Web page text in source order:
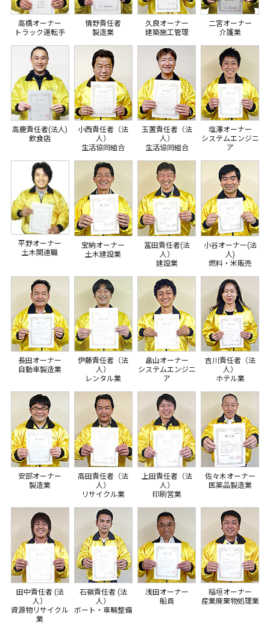
高橋オーナー
トラック運転手
情野責任者
製造業
久良オーナー
建築施工管理
二宮オーナー
介護業
高鹿責任者(法人)
飲食店
小西責任者（法
人）
生活協同組合
玉置責任者（法
人）
生活協同組合
塩澤オーナー
システムエンジニ
ア
平野オーナー
土木関連職
宝納オーナー
土木建設業
冨田責任者(法
人）
建設業
小谷オーナー(法
人)
燃料・米販売
長田オーナー
自動車製造業
伊藤責任者（法
人）
レンタル業
畠山オーナー
システムエンジニ
ア
吉川責任者（法
人）
ホテル業
安部オーナー
製造業
高田責任者（法
人）
リサイクル業
上田責任者（法
人）
印刷営業
佐々木オーナー
医薬品製造業
田中責任者 (法
人）
資源物リサイクル
業
石嶺責任者 (法
人）
ボート・車輌整備
浅田オーナー
船員
稲垣オーナー
産業廃棄物処理業